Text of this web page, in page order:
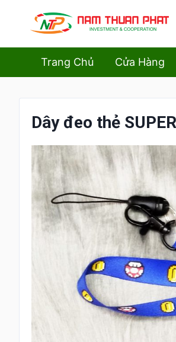
Trang Chủ Cửa Hàng
Dây đeo thẻ